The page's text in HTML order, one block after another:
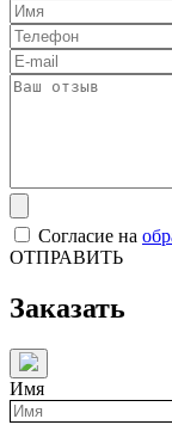
Согласие на
ОТПРАВИТЬ
Заказать
Имя